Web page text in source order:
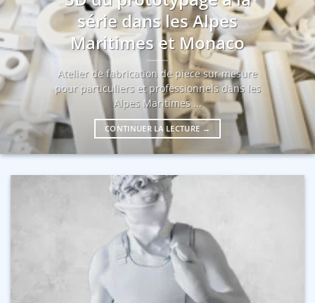
série dans les Alpes
Maritimes et Monaco
Atelier de fabrication de pièce sur mesure
pour particuliers et professionnels dans les
Alpes Maritimes ...
CONTINUER LA LECTURE →